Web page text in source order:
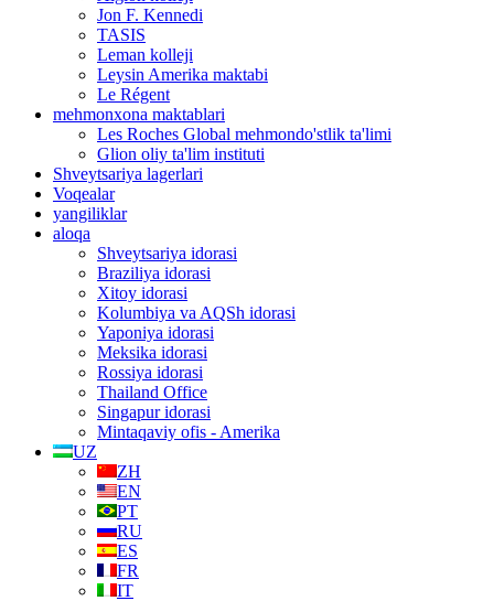
Jon F. Kennedi
TASIS
Leman kolleji
Leysin Amerika maktabi
Le Régent
mehmonxona maktablari
Les Roches Global mehmondo'stlik ta'limi
Glion oliy ta'lim instituti
Shveytsariya lagerlari
Voqealar
yangiliklar
aloqa
Shveytsariya idorasi
Braziliya idorasi
Xitoy idorasi
Kolumbiya va AQSh idorasi
Yaponiya idorasi
Meksika idorasi
Rossiya idorasi
Thailand Office
Singapur idorasi
Mintaqaviy ofis - Amerika
UZ
ZH
EN
PT
RU
ES
FR
IT